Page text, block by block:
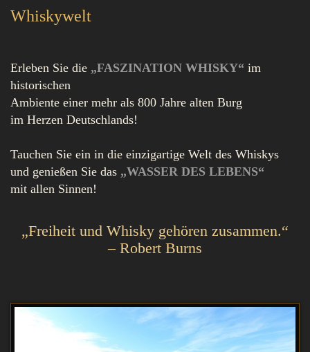
Whiskywelt
Erleben Sie die „FASZINATION WHISKY“ im
historischen
Ambiente einer mehr als 800 Jahre alten Burg
im Herzen Deutschlands!
Tauchen Sie ein in die einzigartige Welt des Whiskys
und genießen Sie das „WASSER DES LEBENS“
mit allen Sinnen!
„Freiheit und Whisky gehören zusammen.“
– Robert Burns